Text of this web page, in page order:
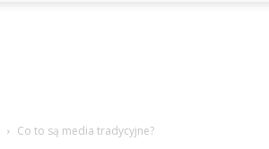
Co to są media tradycyjne?